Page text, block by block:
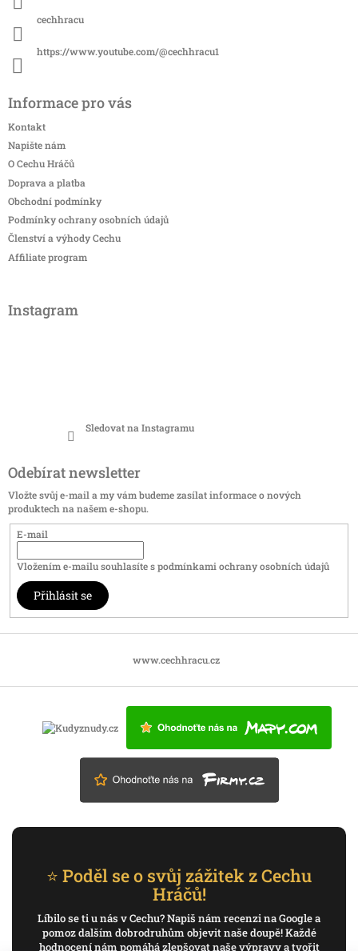
cechhracu
https://www.youtube.com/@cechhracu1
Informace pro vás
Kontakt
Napište nám
O Cechu Hráčů
Doprava a platba
Obchodní podmínky
Podmínky ochrany osobních údajů
Členství a výhody Cechu
Affiliate program
Instagram
Sledovat na Instagramu
Odebírat newsletter
Vložte svůj e-mail a my vám budeme zasílat informace o nových
produktech na našem e-shopu.
E-mail
Vložením e-mailu souhlasíte spodmínkami ochrany osobních údajů
Přihlásit se
www.cechhracu.cz
⭐ Poděl se o svůj zážitek z Cechu
Hráčů!
Líbilo se ti u nás v Cechu? Napiš nám recenzi na Google a
pomoz dalším dobrodruhům objevit naše doupě! Každé
hodnocení nám pomáhá zlepšovat naše výpravy a tvořit